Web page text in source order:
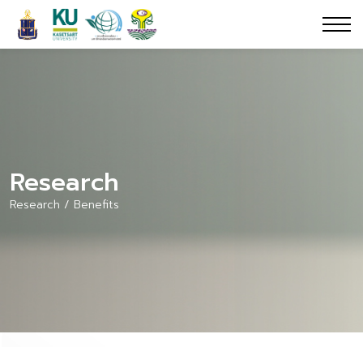
Research
Research / Benefits